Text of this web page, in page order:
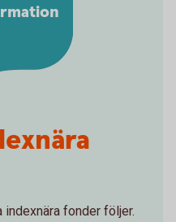
indexnära fonder följer.